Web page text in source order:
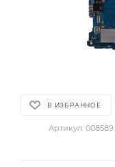
В ИЗБРАННОЕ
Артикул: 008589